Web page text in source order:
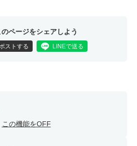
のページをシェアしよう
ポストする LINEで送る
この機能をOFF